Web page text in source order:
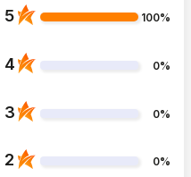
5 100%
4 0%
3 0%
2 0%